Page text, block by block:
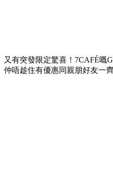
又有突發限定驚喜！7CAFÉ嘅
仲唔趁住有優惠同親朋好友一齊